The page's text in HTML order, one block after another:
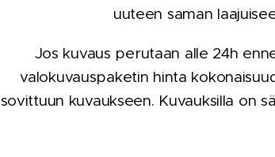
uuteen saman
Jos kuvaus perutaan alle 24h
valokuvauspaketin hinta
sovittuun kuvaukseen. Kuvauksilla on